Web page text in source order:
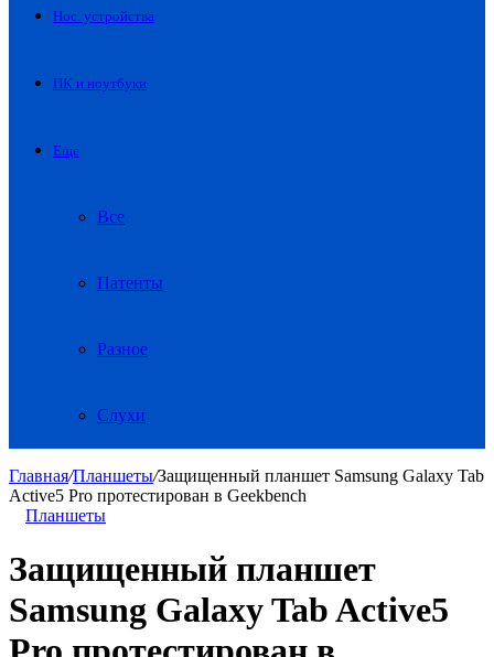
Нос. устройства
ПК и ноутбуки
Еще
Все
Патенты
Разное
Слухи
Главная/Планшеты/Защищенный планшет Samsung Galaxy Tab
Active5 Pro протестирован в Geekbench
Планшеты
Защищенный планшет
Samsung Galaxy Tab Active5